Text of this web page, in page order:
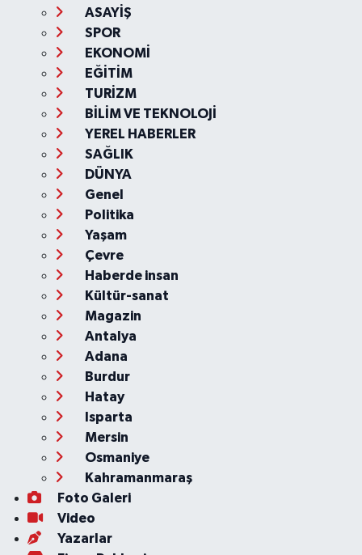
ASAYİŞ
SPOR
EKONOMİ
EĞİTİM
TURİZM
BİLİM VE TEKNOLOJİ
YEREL HABERLER
SAĞLIK
DÜNYA
Genel
Politika
Yaşam
Çevre
Haberde insan
Kültür-sanat
Magazin
Antalya
Adana
Burdur
Hatay
Isparta
Mersin
Osmaniye
Kahramanmaraş
Foto Galeri
Video
Yazarlar